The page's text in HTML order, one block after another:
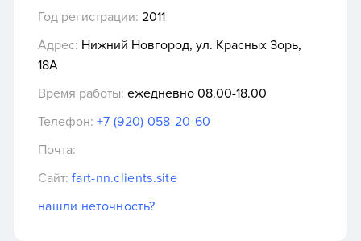
Год регистрации: 2011
Адрес: Нижний Новгород, ул. Красных Зорь,
18А
Время работы: ежедневно 08.00-18.00
Телефон: +7 (920) 058-20-60
Почта:
Сайт: fart-nn.clients.site
нашли неточность?